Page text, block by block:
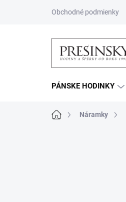
Obchodné podmienky
PÁNSKE HODINKY
DomovNáramky